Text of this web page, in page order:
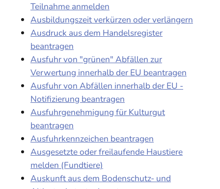
Teilnahme anmelden
Ausbildungszeit verkürzen oder verlängern
Ausdruck aus dem Handelsregister
beantragen
Ausfuhr von "grünen" Abfällen zur
Verwertung innerhalb der EU beantragen
Ausfuhr von Abfällen innerhalb der EU -
Notifizierung beantragen
Ausfuhrgenehmigung für Kulturgut
beantragen
Ausfuhrkennzeichen beantragen
Ausgesetzte oder freilaufende Haustiere
melden (Fundtiere)
Auskunft aus dem Bodenschutz- und